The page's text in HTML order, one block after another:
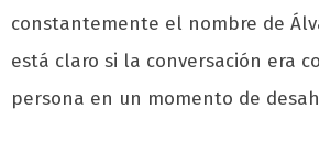
constantemente el nombre de
está claro si la conversación era
persona en un momento de